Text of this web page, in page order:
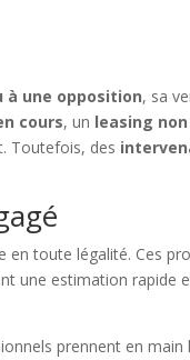
à une opposition, sa
cours, un leasing
Toutefois, des
toute légalité. Ces
une estimation rapide
prennent en